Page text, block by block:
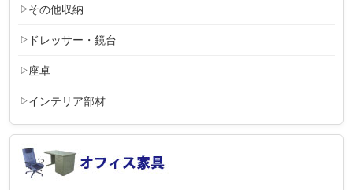
その他収納
ドレッサー・鏡台
座卓
インテリア部材